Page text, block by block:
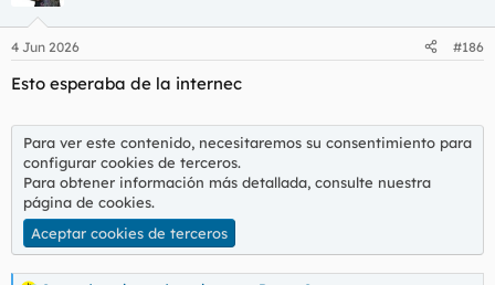
4 Jun 2026 #186
Esto esperaba de la internec
Para ver este contenido, necesitaremos su consentimiento para
configurar cookies de terceros.
Para obtener información más detallada, consulte nuestra
página de cookies.
Aceptar cookies de terceros